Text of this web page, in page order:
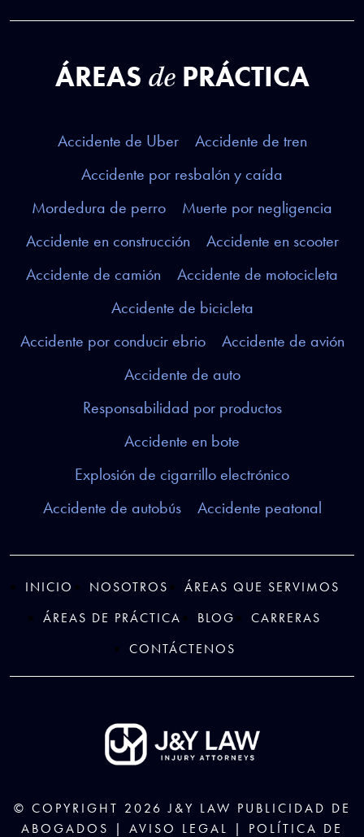
ÁREAS dePRÁCTICA
Accidente de Uber
Accidente de tren
Accidente por resbalón y caída
Mordedura de perro
Muerte por negligencia
Accidente en construcción
Accidente en scooter
Accidente de camión
Accidente de motocicleta
Accidente de bicicleta
Accidente por conducir ebrio
Accidente de avión
Accidente de auto
Responsabilidad por productos
Accidente en bote
Explosión de cigarrillo electrónico
Accidente de autobús
Accidente peatonal
INICIO NOSOTROS
ÁREAS QUE SERVIMOS
ÁREAS DE PRÁCTICA
BLOG
CARRERAS
CONTÁCTENOS
© COPYRIGHT 2026J&Y LAW PUBLICIDAD DE
ABOGADOS | AVISO LEGAL POLÍTICA DE